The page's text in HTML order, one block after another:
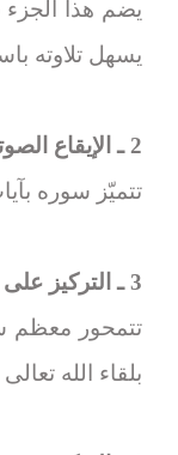
يسهل تلاوته
2 ـ الإيقاع الصوتيّ المؤثّر:
تتميّز سوره
3 ـ التركيز على العقيدة:
تتمحور معظم
بلقاء الله